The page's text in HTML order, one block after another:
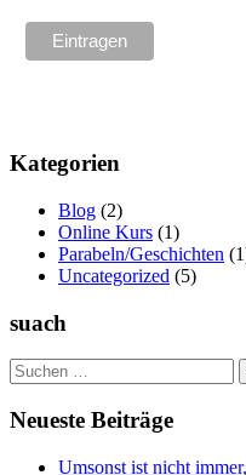
Kategorien
Blog (2)
Online Kurs (1)
Parabeln/Geschichten
Uncategorized (5)
suach
Suchen
nach:
Neueste Beiträge
Umsonst ist nicht